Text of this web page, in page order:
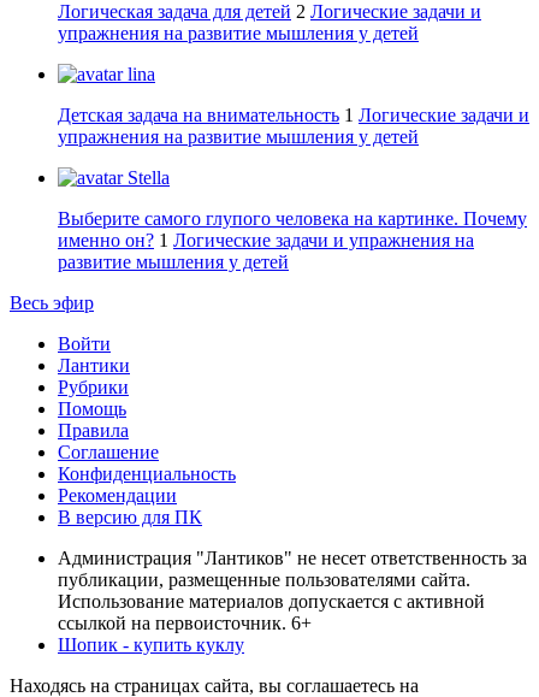
Логическая задача для детей 2 Логические задачи и
упражнения на развитие мышления у детей
lina
Детская задача на внимательность 1 Логические задачи и
упражнения на развитие мышления у детей
Stella
Выберите самого глупого человека на картинке. Почему
именно он? 1 Логические задачи и упражнения на
развитие мышления у детей
Весь эфир
Войти
Лантики
Рубрики
Помощь
Правила
Соглашение
Конфиденциальность
Рекомендации
В версию для ПК
Администрация "Лантиков" не несет ответственность за
публикации, размещенные пользователями сайта.
Использование материалов допускается с активной
ссылкой на первоисточник. 6+
Шопик - купить куклу
Находясь на страницах сайта, вы соглашаетесь на